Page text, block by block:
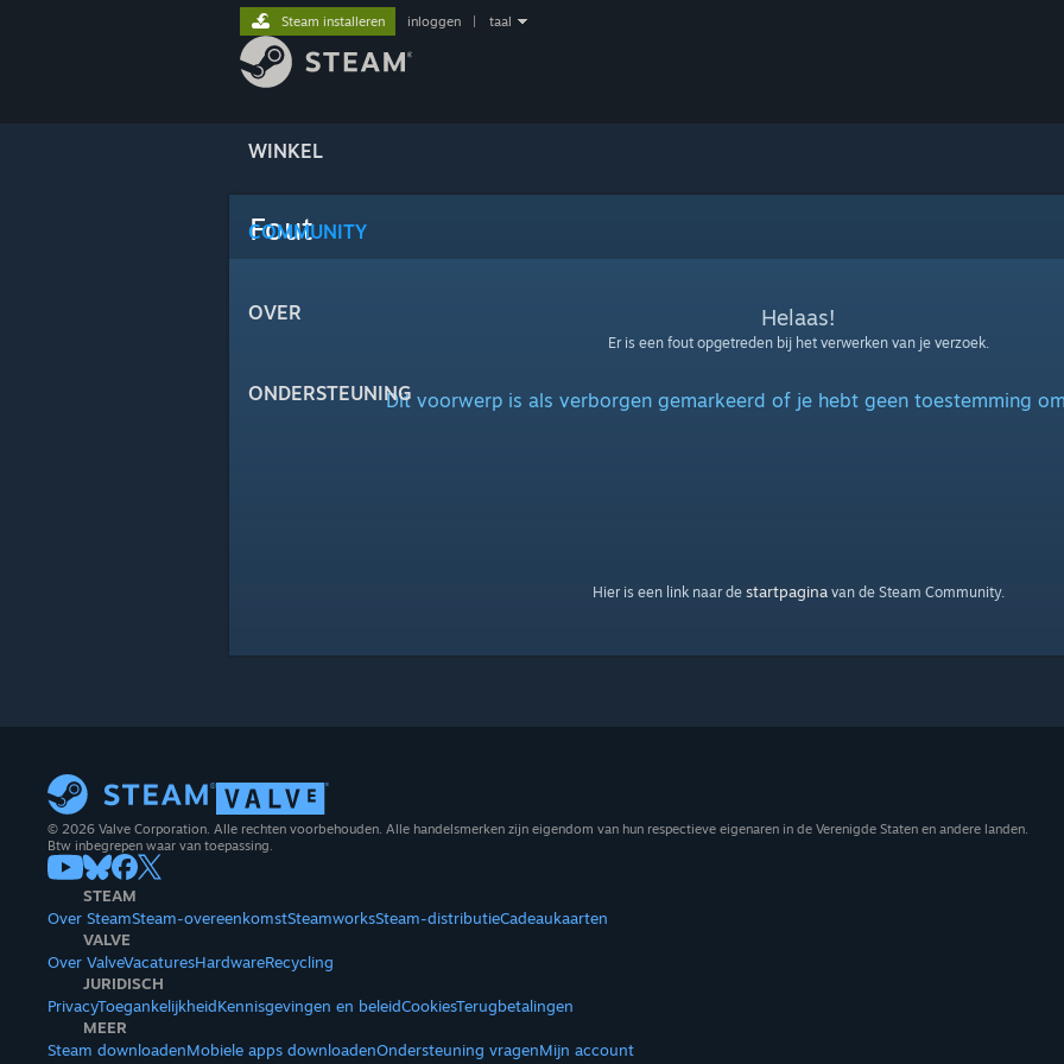
WINKEL
COMMUNITY
OVER
ONDERSTEUNING
Steam installeren inloggen taal
Fout
Helaas!
Er is een fout opgetreden bij het verwerken van je verzoek.
Dit voorwerp is als verborgen gemarkeerd of je hebt geen toestemming
Hier is een link naar de startpaginavan de Steam Community.
© 2026 Valve Corporation. Alle rechten voorbehouden. Alle handelsmerken zijn eigendom van hun respectieve eigenaren in de Verenigde Staten en andere landen.
Btw inbegrepen waar van toepassing.
STEAM
Over SteamSteam-overeenkomstSteamworksSteam-distributieCadeaukaarten
VALVE
Over ValveVacaturesHardwareRecycling
JURIDISCH
PrivacyToegankelijkheidKennisgevingen en beleidCookiesTerugbetalingen
MEER
Steam downloadenMobiele apps downloadenOndersteuning vragenMijn account